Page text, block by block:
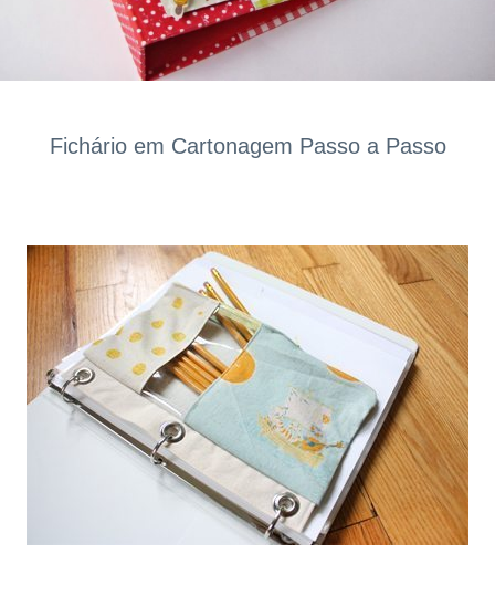
Fichário em Cartonagem Passo a Passo